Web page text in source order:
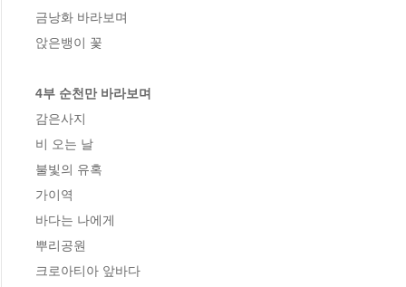
금낭화 바라보며
앉은뱅이 꽃
4부 순천만 바라보며
감은사지
비 오는 날
불빛의 유혹
가이역
바다는 나에게
뿌리공원
크로아티아 앞바다